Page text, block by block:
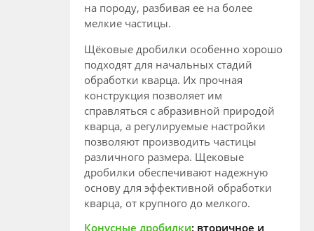
на породу, разбивая ее на более
мелкие частицы.
Щёковые дробилки особенно хорошо
подходят для начальных стадий
обработки кварца. Их прочная
конструкция позволяет им
справляться с абразивной природой
кварца, а регулируемые настройки
позволяют производить частицы
различного размера. Щековые
дробилки обеспечивают надежную
основу для эффективной обработки
кварца, от крупного до мелкого.
Конусные дробилки: вторичное и